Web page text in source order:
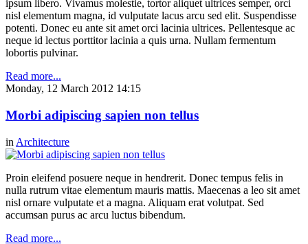
ipsum libero. Vivamus molestie, tortor aliquet ultrices semper, orci
nisl elementum magna, id vulputate lacus arcu sed elit. Suspendisse
potenti. Donec eu ante sit amet orci lacinia ultrices. Pellentesque ac
neque id lectus porttitor lacinia a quis urna. Nullam fermentum
lobortis pulvinar.
Read more...
Monday, 12 March 2012 14:15
Morbi adipiscing sapien non tellus
in Architecture
Proin eleifend posuere neque in hendrerit. Donec tempus felis in
nulla rutrum vitae elementum mauris mattis. Maecenas a leo sit amet
nisl ornare vulputate et a magna. Aliquam erat volutpat. Sed
accumsan purus ac arcu luctus bibendum.
Read more...